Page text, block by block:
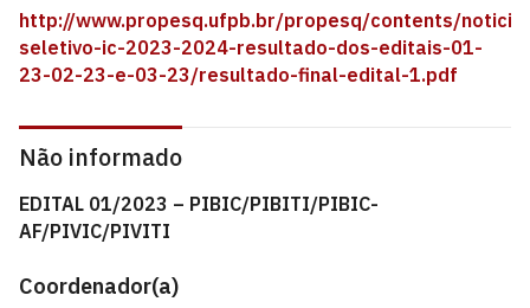
http://www.propesq.ufpb.br/propesq/contents/
seletivo-ic-2023-2024-resultado-dos-editais-01-
23-02-23-e-03-23/resultado-final-edital-1.pdf
Não informado
EDITAL 01/2023 – PIBIC/PIBITI/PIBIC-
AF/PIVIC/PIVITI
Coordenador(a)